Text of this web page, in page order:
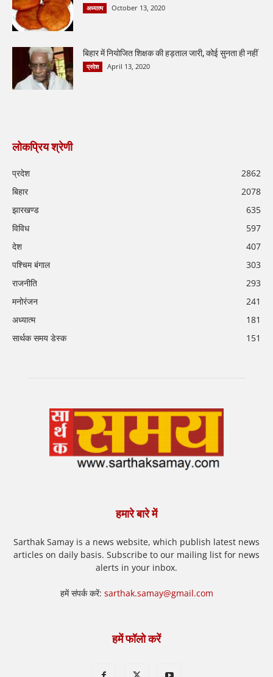
अध्यात्म October 13, 2020
बिहार में नियोजित शिक्षक की हड़ताल जारी, कोई सुनता ही नहीं
प्रदेश April 13, 2020
लोकप्रिय श्रेणी
प्रदेश
2862
बिहार
2078
झारखण्ड
635
विविध
597
देश
407
पश्चिम बंगाल
303
राजनीति
293
मनोरंजन
241
अध्यात्म
181
सार्थक समय डेस्क
151
हमारे बारे में
Sarthak Samay is a news website, which publish latest news
articles on daily basis. Subscribe to our mailing list for news
alerts in your inbox.
हमें संपर्क करें: sarthak.samay@gmail.com
हमें फॉलो करें